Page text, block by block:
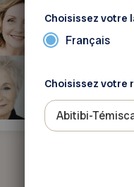
Choisissez votre
Français
Choisissez votre
Abitibi-